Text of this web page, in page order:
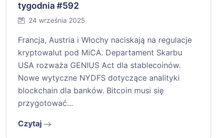
tygodnia #592
24 września 2025
Francja, Austria i Włochy naciskają na regulacje
kryptowalut pod MiCA. Departament Skarbu
USA rozważa GENIUS Act dla stablecoinów.
Nowe wytyczne NYDFS dotyczące analityki
blockchain dla banków. Bitcoin musi się
przygotować…
Czytaj